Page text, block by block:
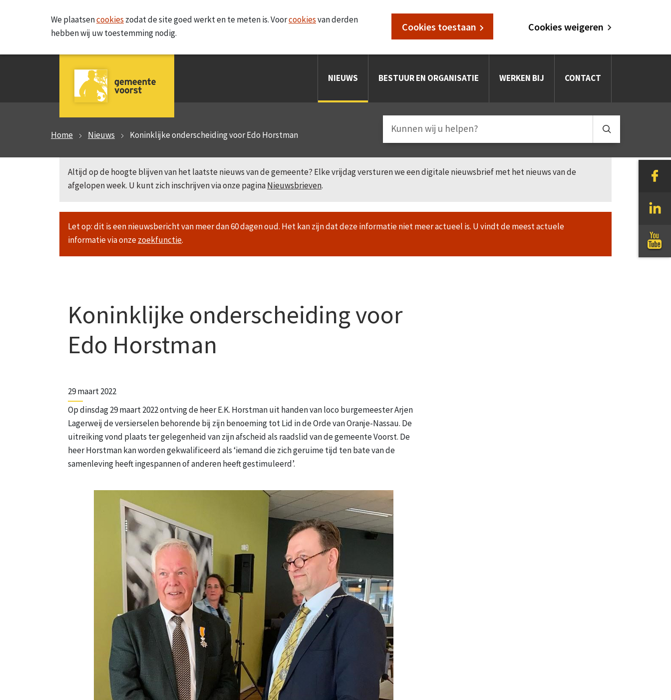
We plaatsencookies zodat de site goed werkt en te meten is. Voorcookiesvan derden
hebben wij uw toestemming nodig.
Cookies toestaan Cookies weigeren
NIEUWS BESTUUR EN ORGANISATIE WERKEN BIJ CONTACT
Home Nieuws Koninklijke onderscheiding voor Edo Horstman
Altijd op de hoogte blijven van het laatste nieuws van de gemeente? Elke vrijdag versturen we een digitale nieuwsbrief met het nieuws van de
afgelopen week. U kunt zich inschrijven via onze paginaNieuwsbrieven.
Let op: dit is een nieuwsbericht van meer dan 60 dagen oud. Het kan zijn dat deze informatie niet meer actueel is. U vindt de meest actuele
informatie via onzezoekfunctie.
Koninklijke onderscheiding voor
Edo Horstman
29 maart 2022
Op dinsdag 29 maart 2022 ontving de heer E.K. Horstman uit handen van loco burgemeester Arjen
Lagerweij de versierselen behorende bij zijn benoeming tot Lid in de Orde van Oranje-Nassau. De
uitreiking vond plaats ter gelegenheid van zijn afscheid als raadslid van de gemeente Voorst. De
heer Horstman kan worden gekwalificeerd als ‘iemand die zich geruime tijd ten bate van de
samenleving heeft ingespannen of anderen heeft gestimuleerd’.